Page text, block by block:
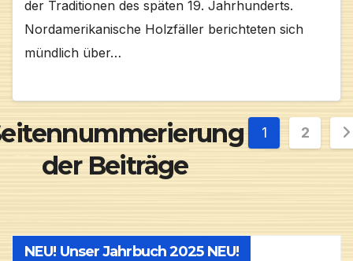
der Traditionen des späten 19. Jahrhunderts.
Nordamerikanische Holzfäller berichteten sich
mündlich über…
der Beiträge
1 2
NEU! Unser Jahrbuch 2025 NEU!